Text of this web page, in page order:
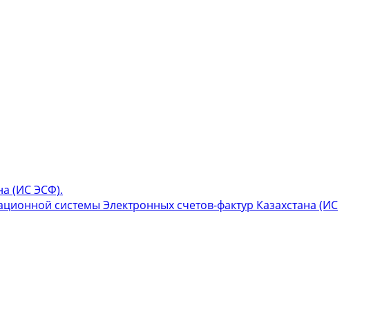
(ИС ЭСФ).
системы Электронных счетов-фактур Казахстана (ИС